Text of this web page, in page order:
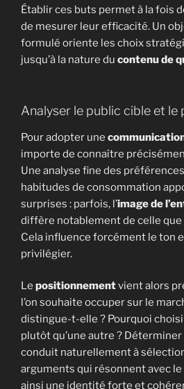
Établir ces buts permet à la fois
de mesurer leur efficacité. Un
formulé oriente les choix
jusqu’à la nature du contenu de
Analyser le public cible et
Pour adopter une
importe de connaître
Une analyse fine des
habitudes de consommation
surprises : parfois, l’image de
diffère notablement de celle que
Cela influence forcément le ton
privilégier.
Le positionnementvient alors
l’on souhaite occuper sur le
distingue-t-elle ? Pourquoi
plutôt qu’une autre ?
conduit naturellement à
arguments qui résonnent avec
ainsi une identité forte et